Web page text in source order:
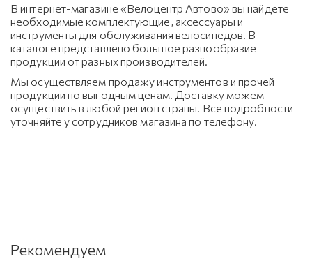
В интернет-магазине «Велоцентр Автово» вы найдете
необходимые комплектующие, аксессуары и
инструменты для обслуживания велосипедов. В
каталоге представлено большое разнообразие
продукции от разных производителей.
Мы осуществляем продажу инструментов и прочей
продукции по выгодным ценам. Доставку можем
осуществить в любой регион страны. Все подробности
уточняйте у сотрудников магазина по телефону.
Рекомендуем